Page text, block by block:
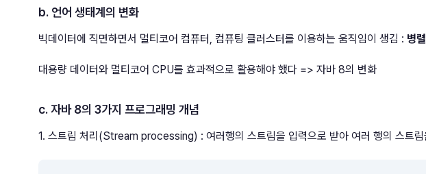
b. 언어 생태계의 변화
빅데이터에 직면하면서 멀티코어 컴퓨터, 컴퓨팅 클러스터를 이용하는 움직임이 생김 : 병
대용량 데이터와 멀티코어 CPU를 효과적으로 활용해야 했다 => 자바 8의 변화
c. 자바 8의 3가지 프로그래밍 개념
1. 스트림 처리(Stream processing) : 여러행의 스트림을 입력으로 받아 여러 행의 스트림